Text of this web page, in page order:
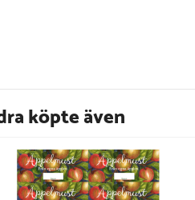
köpte även